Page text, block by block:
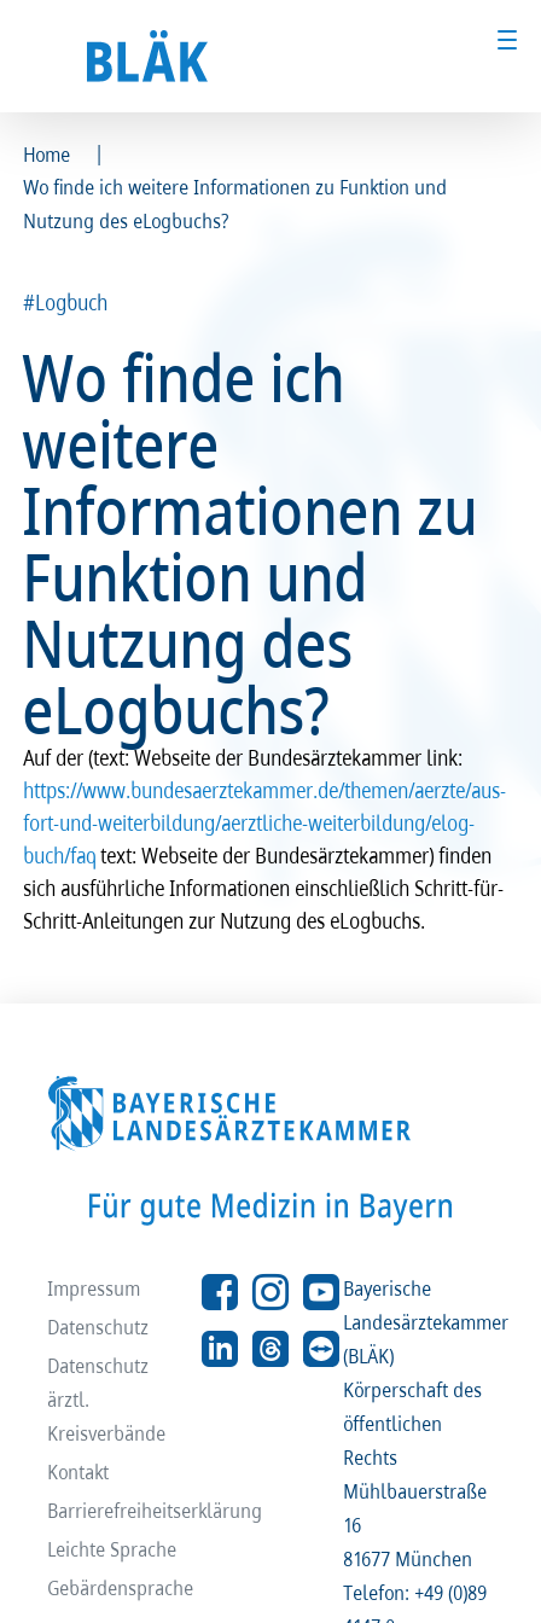
Ärztinnen und Ärzte
Patientinnen und Patienten
Kammer & Politik
Presse
Karriere
Recht
Service & Kontakt
meineBLÄK
Ärztinnen und Ärzte
Patientinnen und Patienten
Kammer & Politik
Presse
Karriere
Recht
Service & Kontakt
meineBLÄK
Home
|
Wo finde ich weitere Informationen zu Funktion und
Nutzung des eLogbuchs?
#Logbuch
Wo finde ich
weitere
Informationen zu
Funktion und
Nutzung des
eLogbuchs?
Auf der (text: Webseite der Bunde­s­ärz­te­kam­mer link:
https://www.bunde­s­ae­rz­te­kam­mer.de/themen/aerzte/aus-
fort-und-weiter­bil­dung/aerzt­li­che-weiter­bil­dung/elog­
buch/faqtext: Webseite der Bunde­s­ärz­te­kam­mer) finden
sich ausführ­li­che Infor­ma­ti­o­nen einschließ­lich Schritt-für-
Schritt-Anlei­tun­gen zur Nutzung des eLog­buchs.
Impressum
Datenschutz
Datenschutz
ärztl.
Kreisverbände
Kontakt
Barrierefreiheitserklärung
Leichte Sprache
Gebärdensprache
Bayerische
Landesärztekammer
(BLÄK)
Körperschaft des
öffentlichen
Rechts
Mühlbauerstraße
16
81677 München
Telefon: +49 (0)89